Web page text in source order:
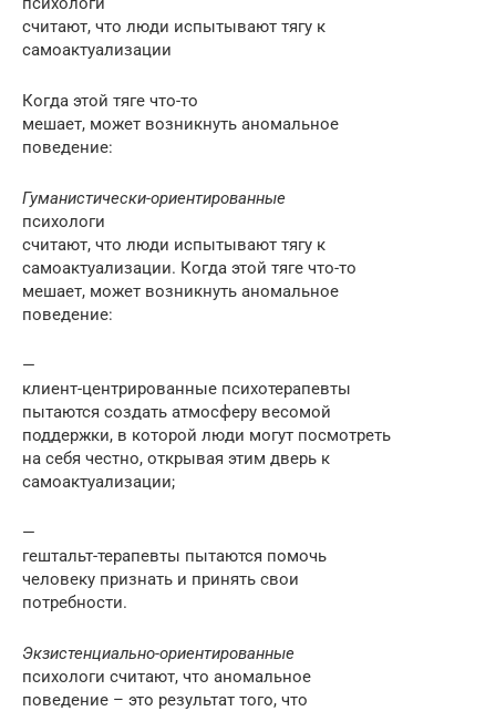
считают, что люди испытывают тягу к
самоактуализации
Когда этой тяге что-то
мешает, может возникнуть аномальное
поведение:
Гуманистически-ориентированные
психологи
считают, что люди испытывают тягу к
самоактуализации. Когда этой тяге что-то
мешает, может возникнуть аномальное
поведение:
—
клиент-центрированные психотерапевты
пытаются создать атмосферу весомой
поддержки, в которой люди могут посмотреть
на себя честно, открывая этим дверь к
самоактуализации;
—
гештальт-терапевты пытаются помочь
человеку признать и принять свои
потребности.
Экзистенциально-ориентированные
психологи считают, что аномальное
поведение – это результат того, что